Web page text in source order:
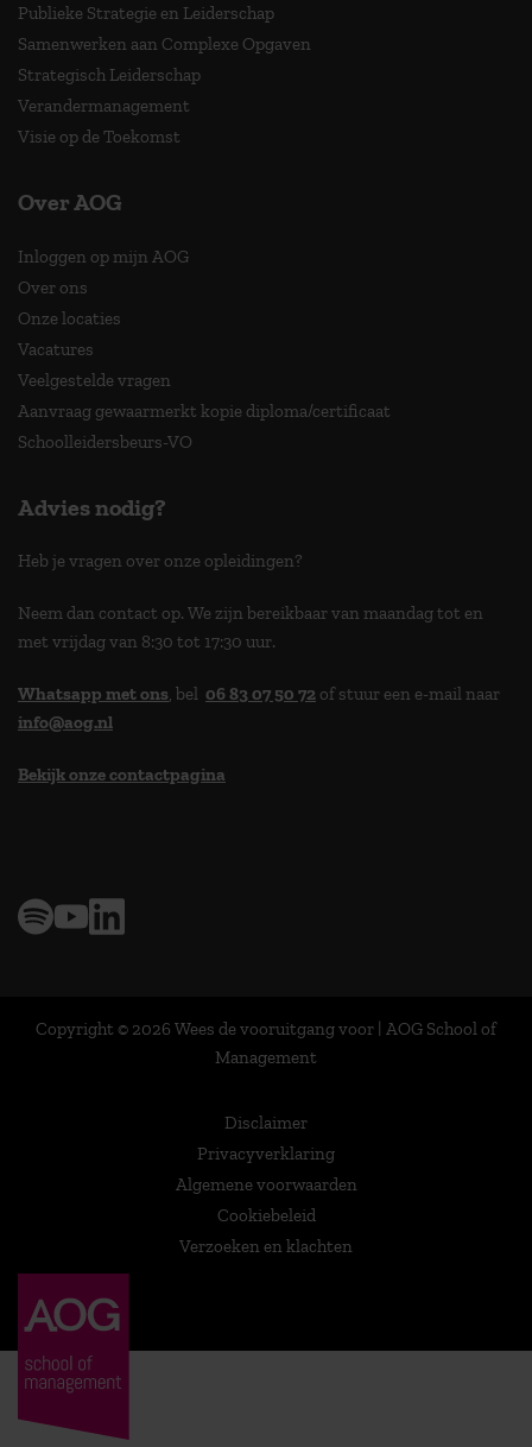
Publieke Strategie en Leiderschap
Samenwerken aan Complexe Opgaven
Strategisch Leiderschap
Verandermanagement
Visie op de Toekomst
Over AOG
Inloggen op mijn AOG
Over ons
Onze locaties
Vacatures
Veelgestelde vragen
Aanvraag gewaarmerkt kopie diploma/certificaat
Schoolleidersbeurs-VO
Advies nodig?
Heb je vragen over onze opleidingen?
Neem dan contact op. We zijn bereikbaar van maandag tot en
met vrijdag van 8:30 tot 17:30 uur.
Whatsapp met ons, bel 06 83 07 50 72 of stuur een e-mail naar
info@aog.nl
Bekijk onze contactpagina
Copyright © 2026 Wees de vooruitgang voor | AOG School of
Management
Disclaimer
Privacyverklaring
Algemene voorwaarden
Cookiebeleid
Verzoeken en klachten